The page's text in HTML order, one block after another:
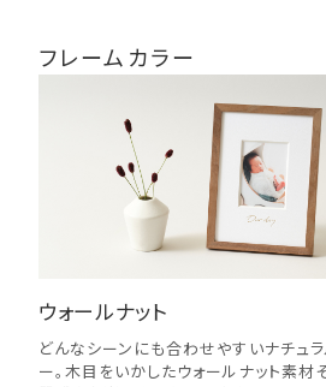
フレームカラー
ウォールナット
どんなシーンにも合わせやすいナチュ
ー。木目をいかしたウォールナット素材